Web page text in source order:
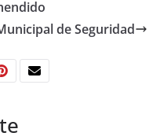
de Seguridad